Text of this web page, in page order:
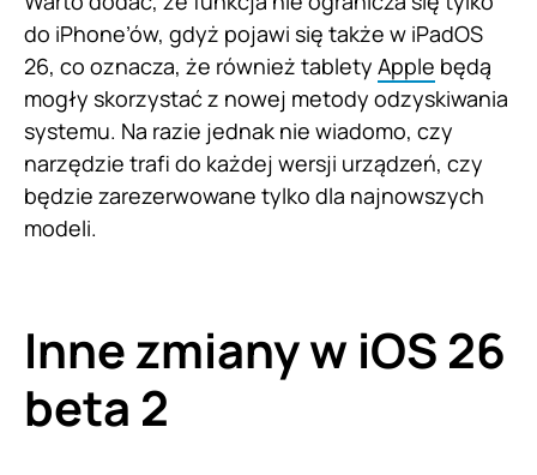
do iPhone’ów, gdyż pojawi się także w iPadOS
26, co oznacza, że również tablety Apple będą
mogły skorzystać z nowej metody odzyskiwania
systemu. Na razie jednak nie wiadomo, czy
narzędzie trafi do każdej wersji urządzeń, czy
będzie zarezerwowane tylko dla najnowszych
modeli.
Inne zmiany w iOS 26
beta 2